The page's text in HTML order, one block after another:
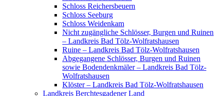
Schloss Reichersbeuern
Schloss Seeburg
Schloss Weidenkam
Nicht zugängliche Schlösser, Burgen und Ruinen
– Landkreis Bad Tölz-Wolfratshausen
Ruine – Landkreis Bad Tölz-Wolfratshausen
Abgegangene Schlösser, Burgen und Ruinen
sowie Bodendenkmäler – Landkreis Bad Tölz-
Wolfratshausen
Klöster – Landkreis Bad Tölz-Wolfratshausen
Landkreis Berchtesgadener Land